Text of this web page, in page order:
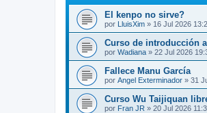
El kenpo no sirve?
por LluisXim » 16 Jul 2026
Curso de introducción
por Wadiana » 22 Jul 2026
Fallece Manu García
por Angel Exterminador » 31
Curso Wu Taijiquan
por Fran JR » 20 Jul 2026